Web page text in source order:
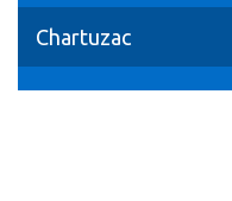
Chartuzac